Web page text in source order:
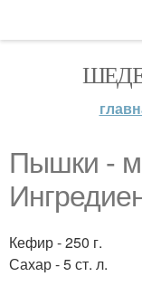
Пышки -
Кефир - 250 г.
Сахар - 5 ст. л.